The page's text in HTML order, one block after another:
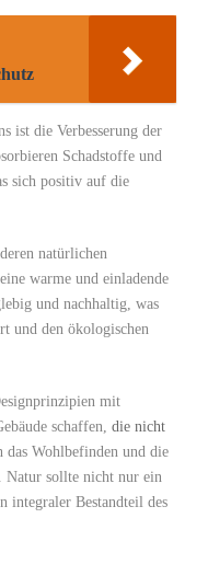
ist die Verbesserung der
Schadstoffe und⁤
sich positiv auf ⁤die
natürlichen
warme und ‌einladende
und nachhaltig, was
und den ökologischen
mit
schaffen, die nicht
‍das Wohlbefinden und die
Natur sollte nicht nur​ ein
integraler‌ Bestandteil ‌des